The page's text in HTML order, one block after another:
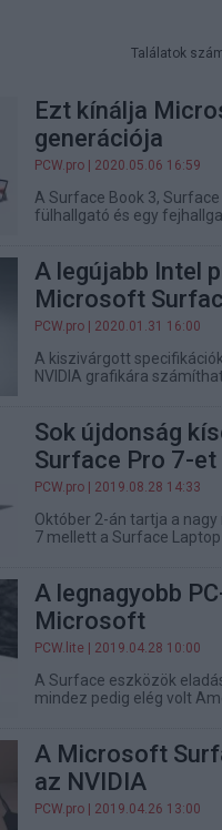
Találatok
Ezt kínálja
generációja
PCW.pro | 2020.05.06 16:59
A Surface Book 3,
fülhallgató és egy
A legújabb Intel
Microsoft
PCW.pro | 2020.01.31 16:00
A kiszivárgott
NVIDIA grafikára
Sok újdonság
Surface Pro 7-et
PCW.pro | 2019.08.28 14:33
Október 2-án tartja a
7 mellett a Surface
A legnagyobb
Microsoft
PCW.lite | 2019.04.28 10:00
A Surface eszközök
mindez pedig elég volt
A Microsoft
az NVIDIA
PCW.pro | 2019.04.26 13:00